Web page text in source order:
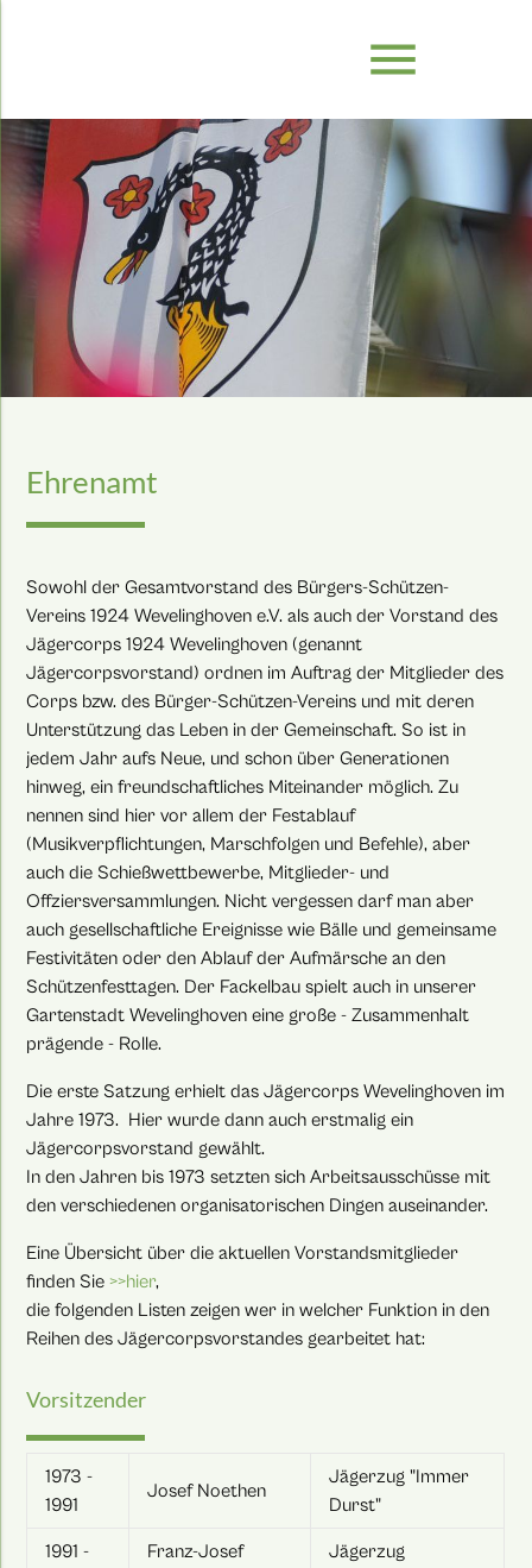
menu
Ehrenamt
Sowohl der Gesamtvorstand des Bürgers-Schützen-
Vereins 1924 Wevelinghoven e.V. als auch der Vorstand des
Jägercorps 1924 Wevelinghoven (genannt
Jägercorpsvorstand) ordnen im Auftrag der Mitglieder des
Corps bzw. des Bürger-Schützen-Vereins und mit deren
Unterstützung das Leben in der Gemeinschaft. So ist in
jedem Jahr aufs Neue, und schon über Generationen
hinweg, ein freundschaftliches Miteinander möglich. Zu
nennen sind hier vor allem der Festablauf
(Musikverpflichtungen, Marschfolgen und Befehle), aber
auch die Schießwettbewerbe, Mitglieder- und
Offziersversammlungen. Nicht vergessen darf man aber
auch gesellschaftliche Ereignisse wie Bälle und gemeinsame
Festivitäten oder den Ablauf der Aufmärsche an den
Schützenfesttagen. Der Fackelbau spielt auch in unserer
Gartenstadt Wevelinghoven eine große - Zusammenhalt
prägende - Rolle.
Die erste Satzung erhielt das Jägercorps Wevelinghoven im
Jahre 1973. Hier wurde dann auch erstmalig ein
Jägercorpsvorstand gewählt.
In den Jahren bis 1973 setzten sich Arbeitsausschüsse mit
den verschiedenen organisatorischen Dingen auseinander.
Eine Übersicht über die aktuellen Vorstandsmitglieder
finden Sie>>hier,
die folgenden Listen zeigen wer in welcher Funktion in den
Reihen des Jägercorpsvorstandes gearbeitet hat:
Vorsitzender
1973 -
1991
Josef Noethen
Jägerzug "Immer
Durst"
1991 -
Franz-Josef
Jägerzug